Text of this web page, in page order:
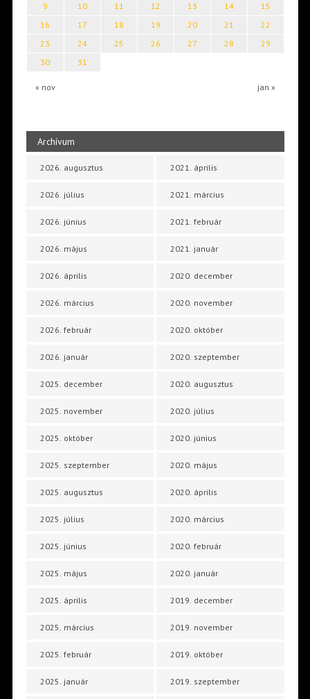
« nov jan »
9
10 11 12 13 14
15
16
17 18 19 20 21
22
23
24 25 26 27 28
29
30
31
Archívum
2026. augusztus
2026. július
2026. június
2026. május
2026. április
2026. március
2026. február
2026. január
2025. december
2025. november
2025. október
2025. szeptember
2025. augusztus
2025. július
2025. június
2025. május
2025. április
2025. március
2025. február
2025. január
2021. április
2021. március
2021. február
2021. január
2020. december
2020. november
2020. október
2020. szeptember
2020. augusztus
2020. július
2020. június
2020. május
2020. április
2020. március
2020. február
2020. január
2019. december
2019. november
2019. október
2019. szeptember